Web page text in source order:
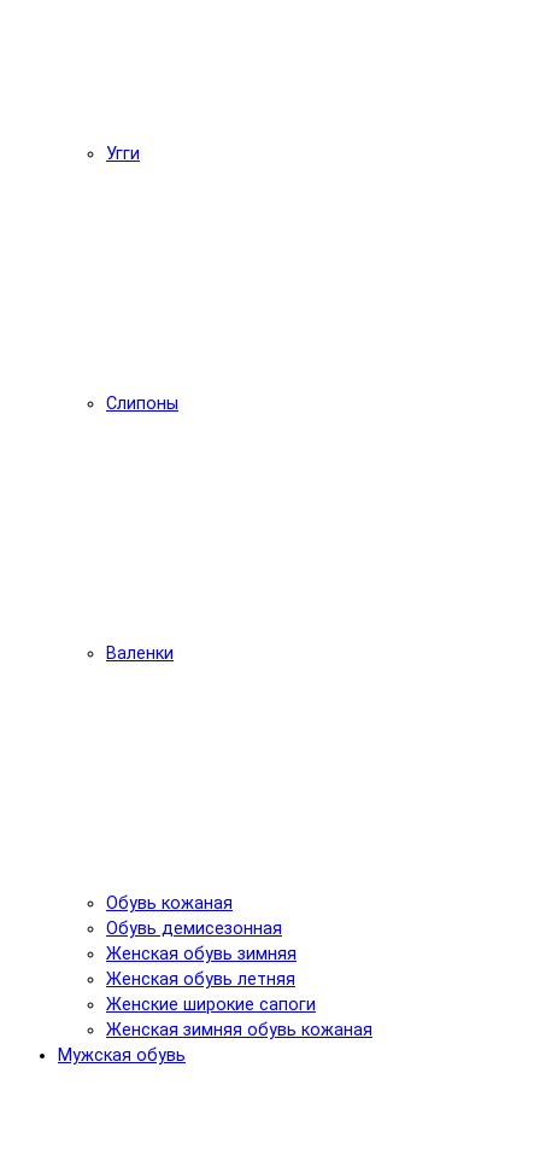
Угги
Слипоны
Валенки
Обувь кожаная
Обувь демисезонная
Женская обувь зимняя
Женская обувь летняя
Женские широкие сапоги
Женская зимняя обувь кожаная
Мужская обувь